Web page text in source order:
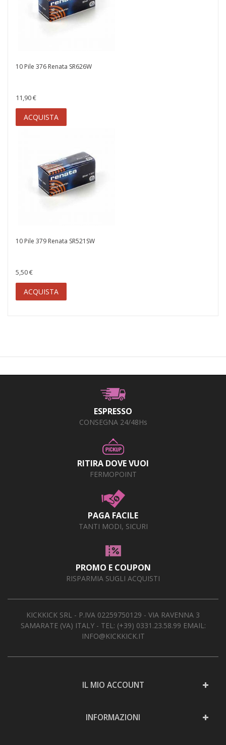
10 Pile 376 Renata SR626W
11,90 €
ACQUISTA
10 Pile 379 Renata SR521SW
5,50 €
ACQUISTA
ESPRESSO
CONSEGNA 24/48Hs
RITIRA DOVE VUOI
FERMOPOINT
PAGA FACILE
TANTI MODI, SICURI
PROMO E COUPON
RISPARMIA SUGLI ACQUISTI
KICKKICK SRL - P.IVA 02259750129 - VIA RAVENNA 3
SAMARATE (VA) ITALY - TEL: (+39) 0331.23.58.99 EMAIL:
INFO@KICKKICK.IT
IL MIO ACCOUNT
INFORMAZIONI